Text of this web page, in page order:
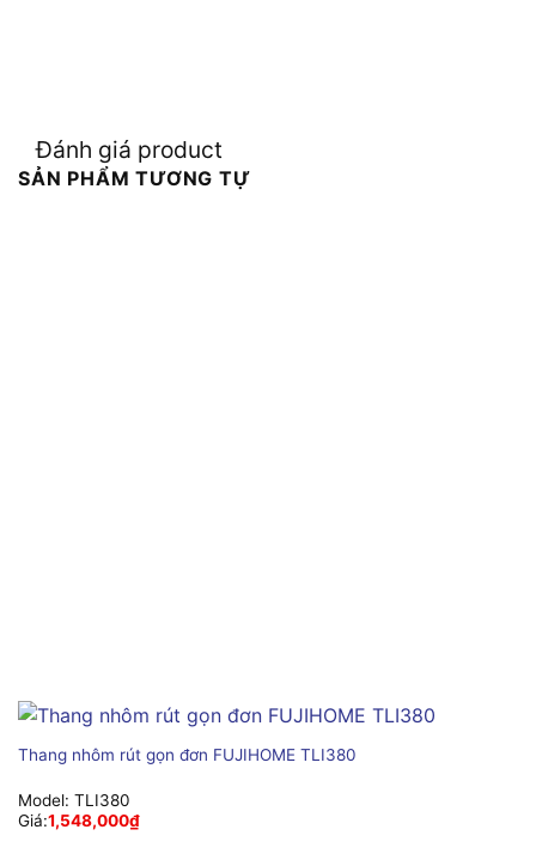
Đánh giá product
SẢN PHẨM TƯƠNG TỰ
Thang nhôm rút gọn đơn FUJIHOME TLI380
Model: TLI380
Giá:1,548,000₫